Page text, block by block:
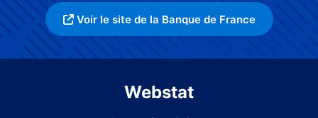
Voir le site de la Banque de France
Webstat